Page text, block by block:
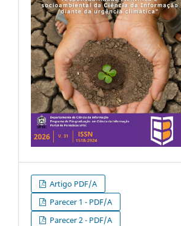
Artigo PDF/A
Parecer 1 - PDF/A
Parecer 2 - PDF/A